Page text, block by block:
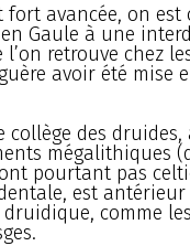
fort avancée, on est
Gaule à une
retrouve chez
avoir été mise
collège des druides,
mégalithiques
pourtant pas
est
comme